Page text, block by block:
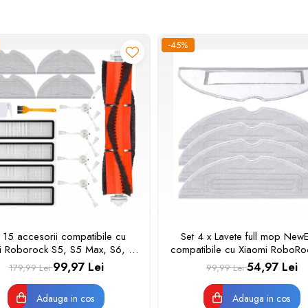
15 accesorii compatibile cu
Roborock S5, S5 Max, S6, S6
S6 MaxV, S6 Pure, S50, S55,
S65, E4, E25, E35, 1 perie
4 perii laterale cu surub, 4
Hepa, 4 mop de microfibr
179,99 Lei99,97 Lei
Adauga in cos
-45%
Set 4 x Lavete full mop
compatibile cu Xiaomi
S7 PLUS, S7 MAX, S7 MAXV,
S75, S7 Ultra, Gri
99,99 Lei54,97 Lei
Adauga in cos